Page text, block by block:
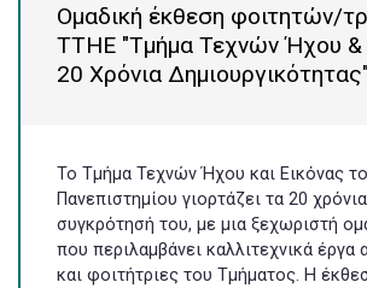
Ομαδική έκθεση φοιτητών/
ΤΤΗΕ "Τμήμα Τεχνών Ήχου &
20 Χρόνια Δημιουργικότητας"
Το Τμήμα Τεχνών Ήχου και Εικόνας
Πανεπιστημίου γιορτάζει τα 20
συγκρότησή του, με μια ξεχωριστή
που περιλαμβάνει καλλιτεχνικά έργα
και φοιτήτριες του Τμήματος. Η